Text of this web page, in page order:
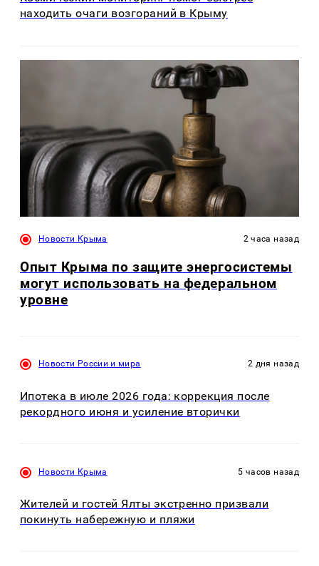
находить очаги возгораний в Крыму
Новости Крыма 2 часа назад
Опыт Крыма по защите энергосистемы
могут использовать на федеральном
уровне
Новости России и мира 2 дня назад
Ипотека в июле 2026 года: коррекция после
рекордного июня и усиление вторички
Новости Крыма 5 часов назад
Жителей и гостей Ялты экстренно призвали
покинуть набережную и пляжи